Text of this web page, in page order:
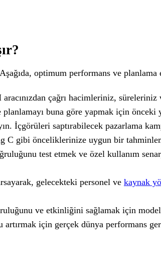
optimum performans ve
çağrı hacimleriniz,
planlamayı buna göre yapmak için
İçgörüleri saptırabilecek pazarlama
C gibi önceliklerinize uygun bir
test etmek ve özel kullanım
gelecekteki personel ve kaynak
ve etkinliğini sağlamak için
artırmak için gerçek dünya performans